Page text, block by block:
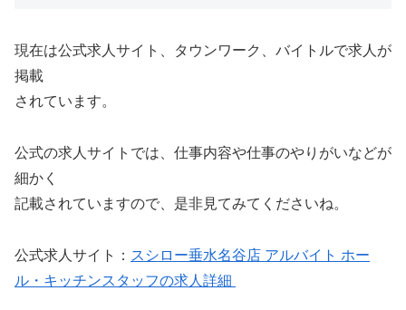
現在は公式求人サイト、タウンワーク、バイトルで求人が
掲載
されています。
公式の求人サイトでは、仕事内容や仕事のやりがいなどが
細かく
記載されていますので、是非見てみてくださいね。
公式求人サイト： スシロー垂水名谷店 アルバイト ホー
ル・キッチンスタッフの求人詳細